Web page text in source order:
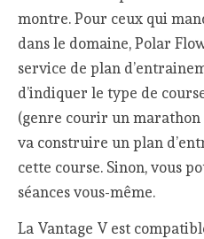
montre. Pour ceux qui
dans le domaine, Polar
service de plan
d’indiquer le type de
(genre courir un marathon
va construire un plan
cette course. Sinon, vous
séances vous-même.
La Vantage V est